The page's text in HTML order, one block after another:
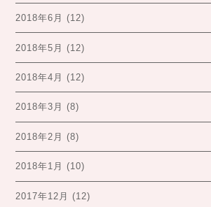
2018年6月 (12)
2018年5月 (12)
2018年4月 (12)
2018年3月 (8)
2018年2月 (8)
2018年1月 (10)
2017年12月 (12)